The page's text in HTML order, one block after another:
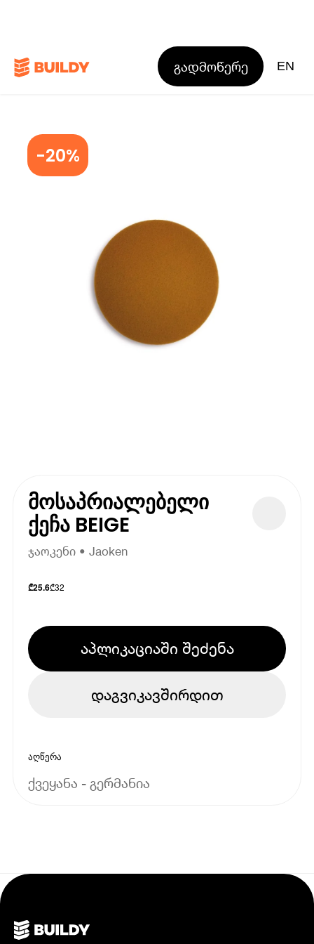
გადმოწერე EN
-20%
მოსაპრიალებელი
ქეჩა BEIGE
ჯაოკენი • Jaoken
₾25.6₾32
აპლიკაციაში შეძენა
დაგვიკავშირდით
აღწერა
ქვეყანა - გერმანია